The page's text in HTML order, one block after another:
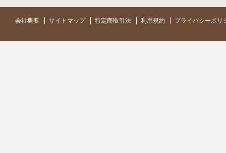
会社概要 サイトマップ 特定商取引法 利用規約 プライバシーポリ